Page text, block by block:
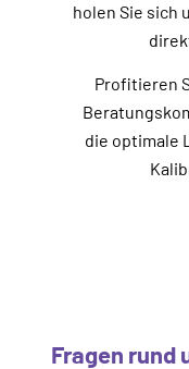
holen Sie sich
Profitieren
die optimale
Fragen rund